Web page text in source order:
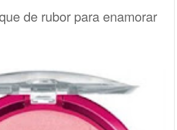
de rubor para enamorar